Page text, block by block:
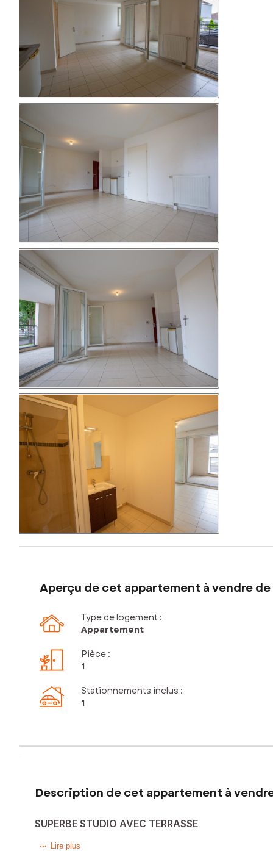
Aperçu de cet appartement à vendre de
Type de logement :
Appartement
Pièce :
1
Stationnements inclus :
1
Description de cet appartement à vendre
SUPERBE STUDIO AVEC TERRASSE
Élancourt – Appartement T1 de 32,40 m² avec terrasse,
Lire plus